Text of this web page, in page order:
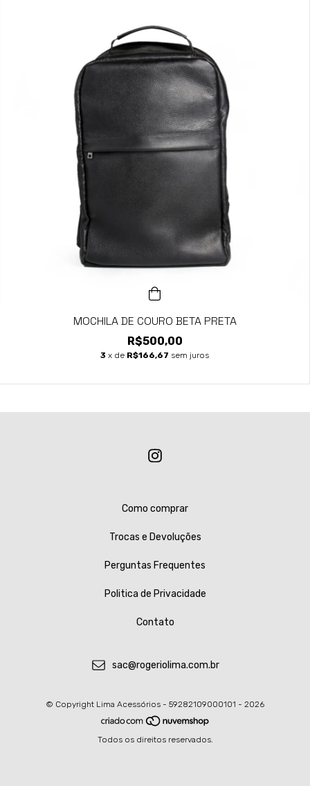
MOCHILA DE COURO BETA PRETA
R$500,00
3 x de R$166,67 sem juros
Como comprar
Trocas e Devoluções
Perguntas Frequentes
Politica de Privacidade
Contato
sac@rogeriolima.com.br
© Copyright Lima Acessórios - 59282109000101 - 2026
Todos os direitos reservados.